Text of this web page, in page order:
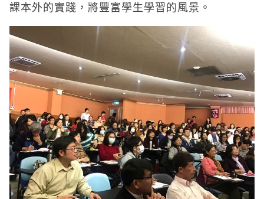
課本外的實踐，將豐富學生學習的風景。